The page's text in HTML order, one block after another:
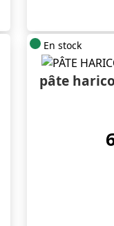
En stock
pâte